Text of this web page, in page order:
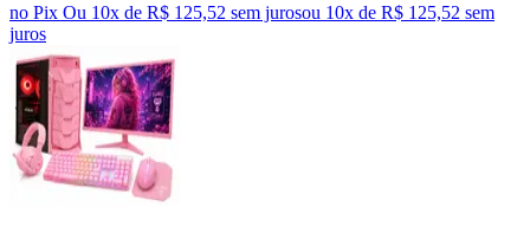
no Pix Ou 10x de R$ 125,52 sem jurosou 10x de R$ 125,52 sem
juros